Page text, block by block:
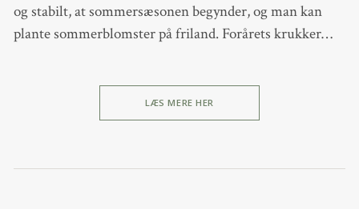
og stabilt, at sommersæsonen begynder, og man kan
plante sommerblomster på friland. Forårets krukker…
LÆS MERE HER